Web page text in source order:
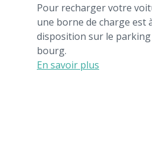
Pour recharger votre
une borne de charge est
disposition sur le parking
bourg.
En savoir plus